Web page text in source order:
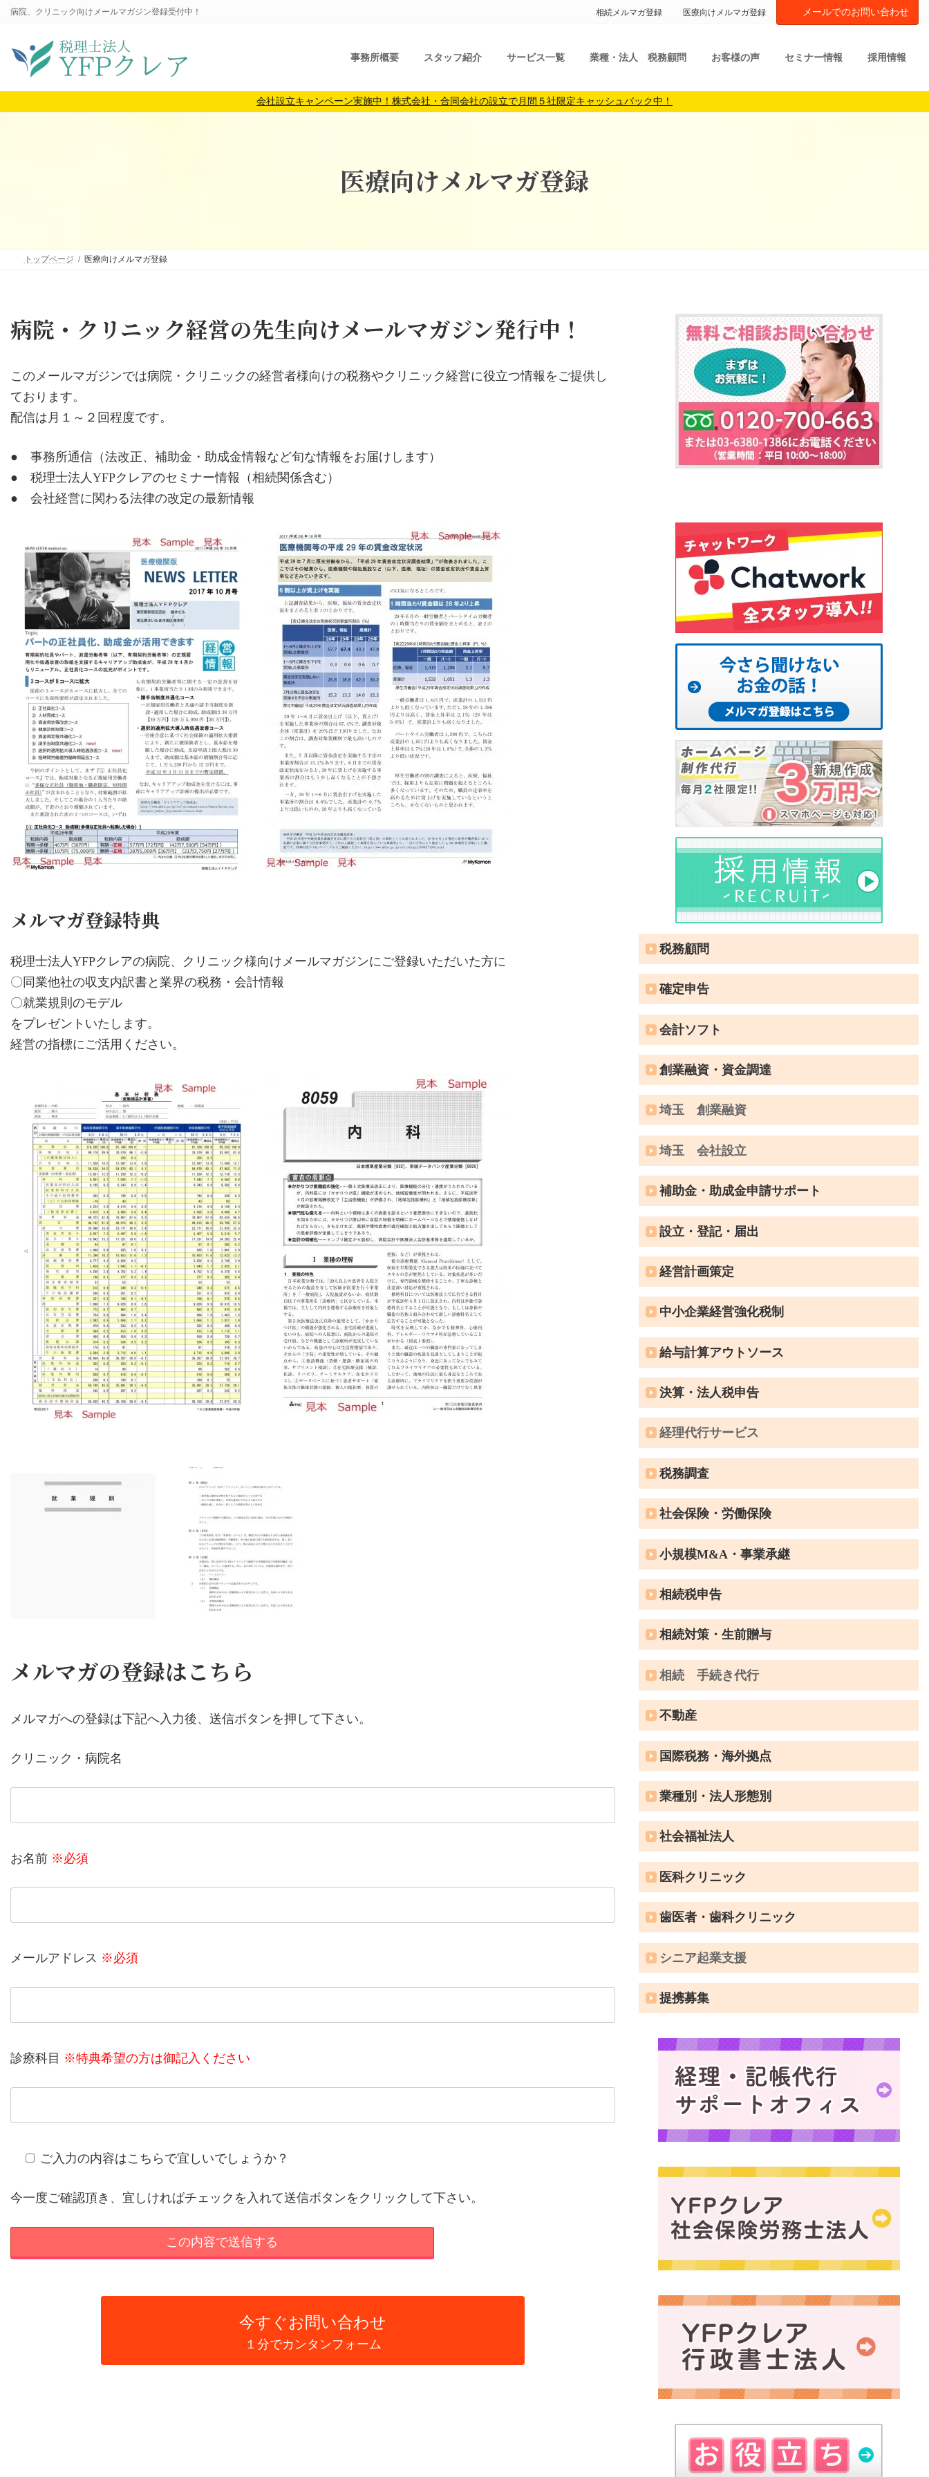
コ
へ
ナ
ョ
病院、クリニック向けメールマガジン登録受付中！ 相続メルマガ登録 医療向けメルマガ登録 メールでのお問い合わせ
事務所概要 スタッフ紹介 サービス一覧 業種・法人 税務顧問 お客様の声 セミナー情報 採用情報
会社設立キャンペーン実施中！株式会社・合同会社の設立で月間５社限定キャッシュバック中！
医療向けメルマガ登録
トップページ 医療向けメルマガ登録
病院・クリニック経営の先生向けメールマガジン発行中！
このメールマガジンでは病院・クリニックの経営者様向けの税務やクリニック経営に役立つ情報をご提供し
ております。
配信は月１～２回程度です。
● 事務所通信（法改正、補助金・助成金情報など旬な情報をお届けします）
● 税理士法人YFPクレアのセミナー情報（相続関係含む）
● 会社経営に関わる法律の改定の最新情報
メルマガ登録特典
税理士法人YFPクレアの病院、クリニック様向けメールマガジンにご登録いただいた方に
〇同業他社の収支内訳書と業界の税務・会計情報
〇就業規則のモデル
をプレゼントいたします。
経営の指標にご活用ください。
メルマガの登録はこちら
メルマガへの登録は下記へ入力後、送信ボタンを押して下さい。
クリニック・病院名
お名前 ※必須
メールアドレス ※必須
診療科目 ※特典希望の方は御記入ください
ご入力の内容はこちらで宜しいでしょうか？
今一度ご確認頂き、宜しければチェックを入れて送信ボタンをクリックして下さい。
今すぐお問い合わせ
１分でカンタンフォーム
税務顧問
確定申告
会計ソフト
創業融資・資金調達
埼玉 創業融資
埼玉 会社設立
補助金・助成金申請サポート
設立・登記・届出
経営計画策定
中小企業経営強化税制
給与計算アウトソース
決算・法人税申告
経理代行サービス
税務調査
社会保険・労働保険
小規模M&A・事業承継
相続税申告
相続対策・生前贈与
相続 手続き代行
不動産
国際税務・海外拠点
業種別・法人形態別
社会福祉法人
医科クリニック
歯医者・歯科クリニック
シニア起業支援
提携募集